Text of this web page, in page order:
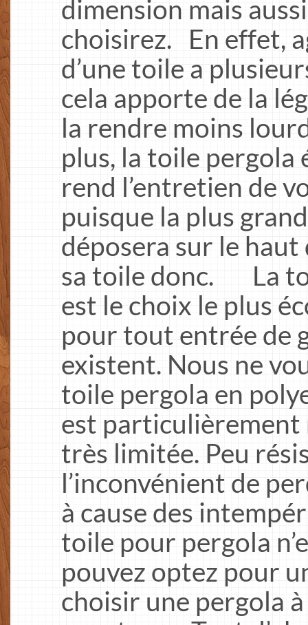
dimension mais
choisirez. En effet,
d’une toile a
cela apporte de la
la rendre moins
plus, la toile pergola
rend l’entretien de
puisque la plus
déposera sur le
sa toile donc. La
est le choix le plus
pour tout entrée de
existent. Nous ne
toile pergola en
est
très limitée. Peu
l’inconvénient de
à cause des
toile pour pergola
pouvez optez pour
choisir une pergola